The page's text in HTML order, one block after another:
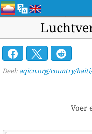
Deel: aqicn.org/country/
Voer